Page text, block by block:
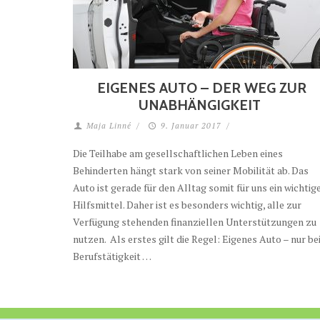
EIGENES AUTO – DER WEG ZUR
UNABHÄNGIGKEIT
Maja Linné / 9. Januar 2017 /
Die Teilhabe am gesellschaftlichen Leben eines
Behinderten hängt stark von seiner Mobilität ab. Das
Auto ist gerade für den Alltag somit für uns ein
Hilfsmittel. Daher ist es besonders wichtig, alle zur
Verfügung stehenden finanziellen Unterstützungen zu
nutzen. Als erstes gilt die Regel: Eigenes Auto – nur bei
Berufstätigkeit …